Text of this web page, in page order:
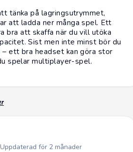
tänka på lagringsutrymmet,
att ladda ner många spel. Ett
bra att skaffa när du vill utöka
Sist men inte minst bör du
– ett bra headset kan göra stor
spelar multiplayer-spel.
för 2 månader